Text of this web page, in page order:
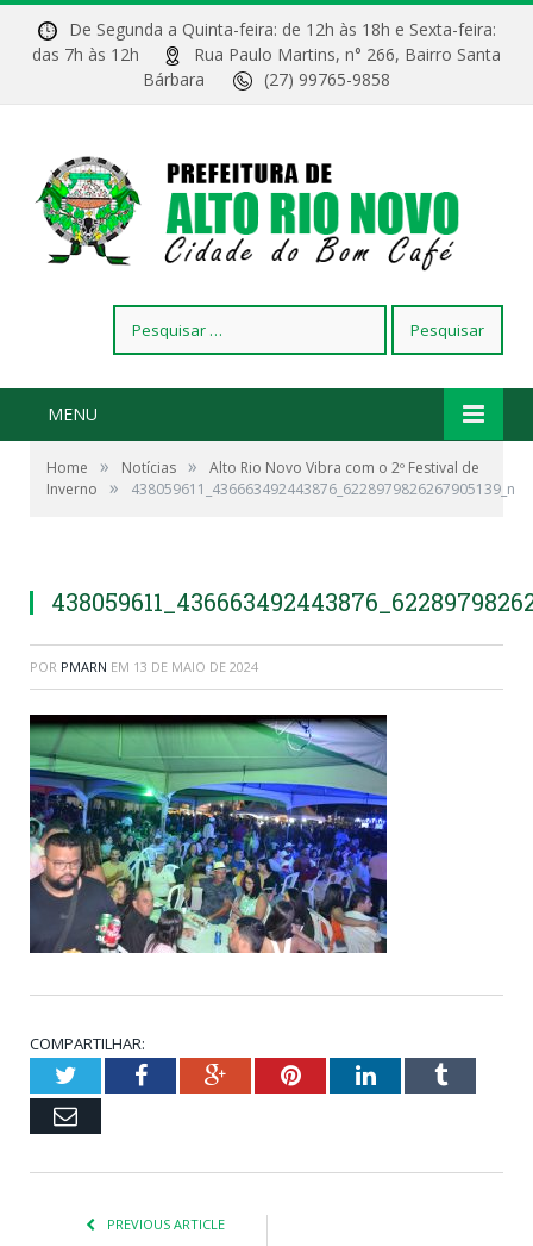
De Segunda a Quinta-feira: de 12h às 18h e Sexta-feira:
das 7h às 12h
Rua Paulo Martins, n° 266, Bairro Santa
Bárbara
(27) 99765-9858
por:
MENU
Home » Notícias »
Alto Rio Novo Vibra com o 2º Festival de
Inverno
» 438059611_436663492443876_6228979826267905139_n
POR PMARN EM 13 DE MAIO DE 2024
COMPARTILHAR:
TwitterFacebookGoogle+PinterestLinkedInTumblr
Email
PREVIOUS ARTICLE